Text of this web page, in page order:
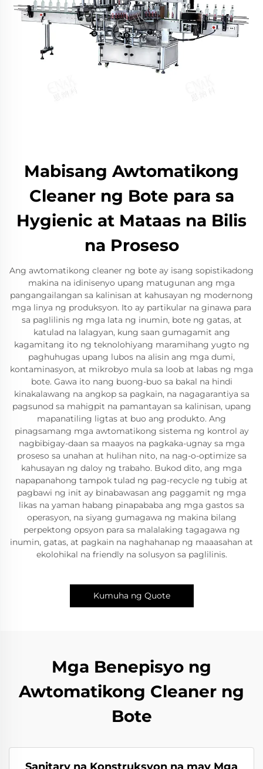
Mabisang Awtomatikong
Cleaner ng Bote para sa
Hygienic at Mataas na Bilis
na Proseso
Ang awtomatikong cleaner ng bote ay isang sopistikadong
makina na idinisenyo upang matugunan ang mga
pangangailangan sa kalinisan at kahusayan ng modernong
mga linya ng produksyon. Ito ay partikular na ginawa para
sa paglilinis ng mga lata ng inumin, bote ng gatas, at
katulad na lalagyan, kung saan gumagamit ang
kagamitang ito ng teknolohiyang maramihang yugto ng
paghuhugas upang lubos na alisin ang mga dumi,
kontaminasyon, at mikrobyo mula sa loob at labas ng mga
bote. Gawa ito nang buong-buo sa bakal na hindi
kinakalawang na angkop sa pagkain, na nagagarantiya sa
pagsunod sa mahigpit na pamantayan sa kalinisan, upang
mapanatiling ligtas at buo ang produkto. Ang
pinagsamang mga awtomatikong sistema ng kontrol ay
nagbibigay-daan sa maayos na pagkaka-ugnay sa mga
proseso sa unahan at hulihan nito, na nag-o-optimize sa
kahusayan ng daloy ng trabaho. Bukod dito, ang mga
napapanahong tampok tulad ng pag-recycle ng tubig at
pagbawi ng init ay binabawasan ang paggamit ng mga
likas na yaman habang pinapababa ang mga gastos sa
operasyon, na siyang gumagawa ng makina bilang
perpektong opsyon para sa malalaking tagagawa ng
inumin, gatas, at pagkain na naghahanap ng maaasahan at
ekolohikal na friendly na solusyon sa paglilinis.
Kumuha ng Quote
Mga Benepisyo ng
Awtomatikong Cleaner ng
Bote